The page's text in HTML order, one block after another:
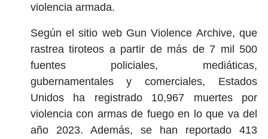
violencia armada.
Según el sitio web Gun Violence Archive, que
rastrea tiroteos a partir de más de 7 mil 500
fuentes policiales, mediáticas,
gubernamentales y comerciales, Estados
Unidos ha registrado 10,967 muertes por
violencia con armas de fuego en lo que va del
año 2023. Además, se han reportado 413